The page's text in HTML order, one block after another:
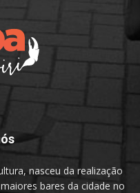
nasceu da realização
bares da cidade no